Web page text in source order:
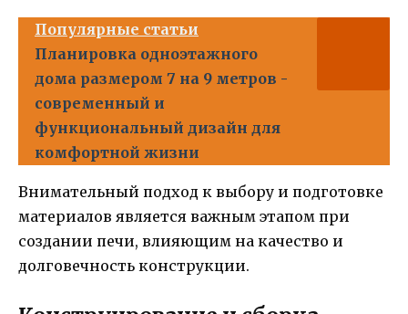
Популярные статьи
Планировка одноэтажного
дома размером 7 на 9 метров -
современный и
функциональный дизайн для
комфортной жизни
Внимательный подход к выбору и подготовке
материалов является важным этапом при
создании печи, влияющим на качество и
долговечность конструкции.